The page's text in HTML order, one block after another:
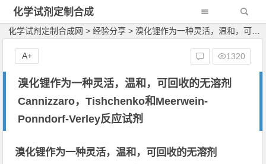
化学试剂定制合成
网
化学试剂定制合成网 > 经验分享 > 溴化锂作为一种灵活，温和，可回收的无溶剂Cannizzaro，Tishchenko和Meerwein-Ponndorf-Verley反应试剂
溴化锂作为一种灵活，温和，可回收的无溶剂
Cannizzaro，Tishchenko和Meerwein-
Ponndorf-Verley反应试剂
1320
A+
溴化锂作为一种灵活，温和，可回收的无溶剂